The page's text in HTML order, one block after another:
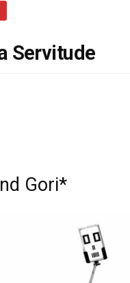
Servitude
Gori*